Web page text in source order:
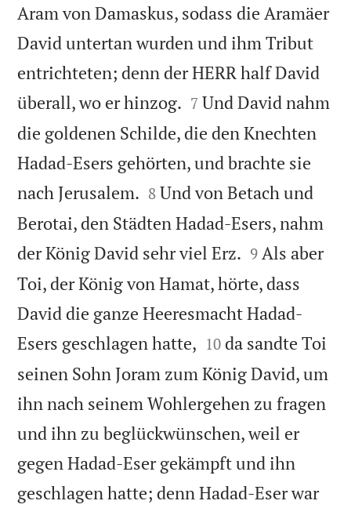
Aram von Damaskus, sodass die Aramäer
David untertan wurden und ihm Tribut
entrichteten; denn der HERR half David
überall, wo er hinzog. 

7 Und David nahm
die goldenen Schilde, die den Knechten
Hadad-Esers gehörten, und brachte sie
nach Jerusalem. 

8 Und von Betach und
Berotai, den Städten Hadad-Esers, nahm
der König David sehr viel Erz. 

9 Als aber
Toi, der König von Hamat, hörte, dass
David die ganze Heeresmacht Hadad-
Esers geschlagen hatte, 

10 da sandte Toi
seinen Sohn Joram zum König David, um
ihn nach seinem Wohlergehen zu fragen
und ihn zu beglückwünschen, weil er
gegen Hadad-Eser gekämpft und ihn
geschlagen hatte; denn Hadad-Eser war